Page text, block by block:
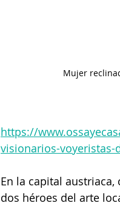
Mujer
https://
visionarios-voyeristas-
En la capital
dos héroes del arte